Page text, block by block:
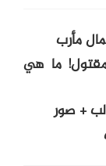
مأرب
مقتول! ما هي
+ صور